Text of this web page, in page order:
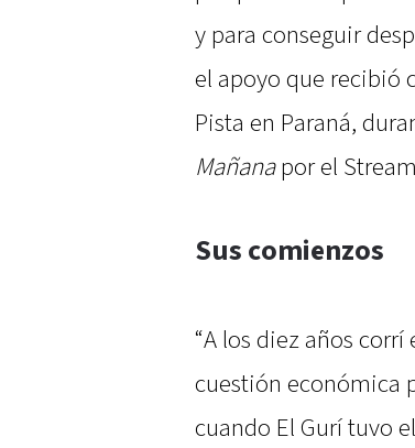
y para conseguir
el apoyo que recibió
Pista en Paraná,
Mañanapor el
Sus comienzos
“A los diez años
cuestión económica
cuando El Gurí tuvo